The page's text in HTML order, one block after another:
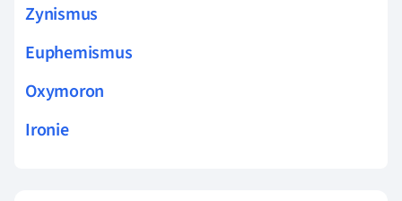
Zynismus
Euphemismus
Oxymoron
Ironie